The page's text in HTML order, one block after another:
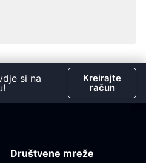
si na
Kreirajte
račun
Društvene mreže